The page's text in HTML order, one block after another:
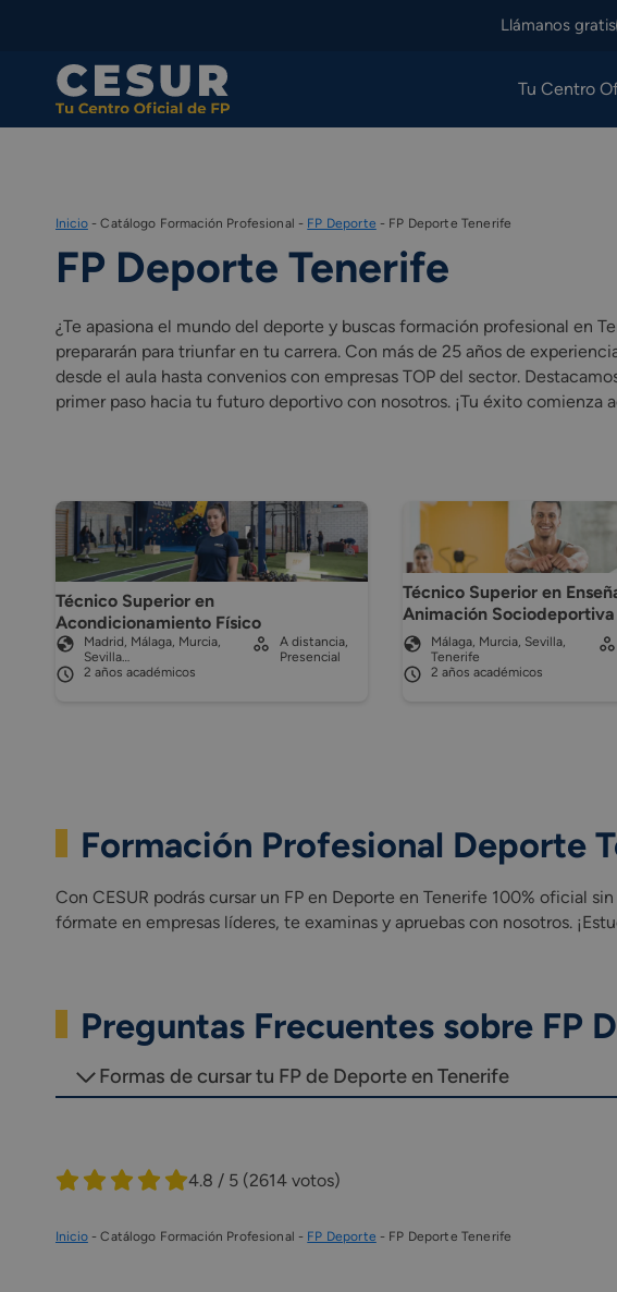
Llámanos gratis
Tu Centro
Inicio-Catálogo Formación Profesional - FP Deporte - FP Deporte Tenerife
FP Deporte Tenerife
¿Te apasiona el mundo del deporte y buscas formación profesional en
prepararán para triunfar en tu carrera. Con más de 25 años de
desde el aula hasta convenios con empresas TOP del sector.
primer paso hacia tu futuro deportivo con nosotros. ¡Tu éxito comienza
Técnico Superior en
Acondicionamiento Físico
Madrid, Málaga, Murcia,
Sevilla…
2 años académicos
A distancia,
Presencial
Técnico Superior en
Animación Sociodeportiva
Málaga, Murcia, Sevilla,
Tenerife
2 años académicos
Formación Profesional Deporte
Con CESUR podrás cursar un FP en Deporte en Tenerife 100% oficial
fórmate en empresas líderes, te examinas y apruebas con nosotros.
Preguntas Frecuentes sobre FP
Formas de cursar tu FP de Deporte en Tenerife
4.8 / 5 (2614 votos)
Inicio-Catálogo Formación Profesional - FP Deporte - FP Deporte Tenerife